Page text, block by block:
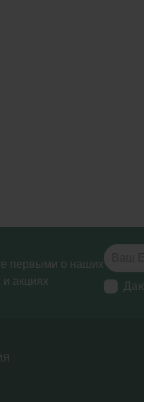
первыми о наших
и акциях